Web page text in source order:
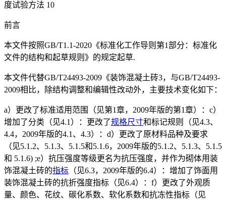
度试验方法 10
前言
本文件按照GB/T1.1-2020《标准化工作导则第1部分：标准化
文件的结构和起草规则》的规定起草.
本文件代替GB/T24493-2009《装饰混凝土砖3，与GB/T24493-
2009相比，除结构调整和编辑性改动外，主要技术变化如下：
a）更改了标准适用范围（见第1章，2009年版的第1章）：c）
增加了分类（见4.1）：更改了规格尺寸和标记规则（见4.3、
4.4，2009年版的4.1、4.3）：d）更改了原材料品种及要求
（见5.1.2、5.1.3、5.1.5和5.1.6，2009年版的5.1.2、5.1.3、5.1.5
和 5.1.6) ;e）抗压强度等级更名为抗压强度，并作为砌体用装
饰混凝土砖的指标 （见6.3，2009年版的6.4）：增加了饰面用
装饰混凝土砖的抗折强度指标（见6.4）：f）更改了外观质
量、颜色、花纹、碳化系数、软化系数和抗冻性指标（见